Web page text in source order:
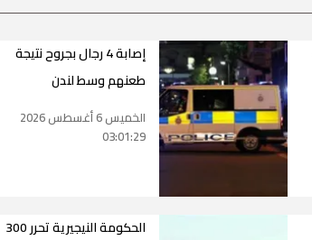
إصابة 4 رجال بجروح نتيجة
طعنهم وسط لندن
الخميس 6 أغسطس 2026
03:01:29
الحكومة النيجيرية تحرر 300